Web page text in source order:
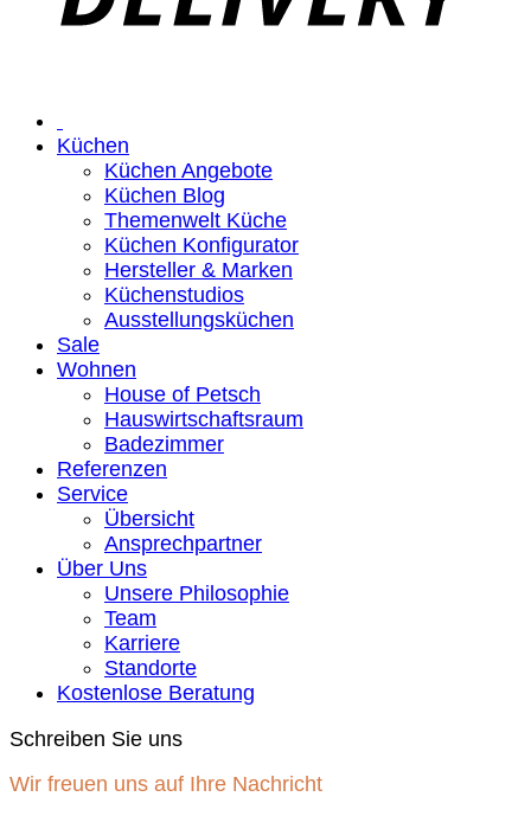
Küchen
Küchen Angebote
Küchen Blog
Themenwelt Küche
Küchen Konfigurator
Hersteller & Marken
Küchenstudios
Ausstellungsküchen
Sale
Wohnen
House of Petsch
Hauswirtschaftsraum
Badezimmer
Referenzen
Service
Übersicht
Ansprechpartner
Über Uns
Unsere Philosophie
Team
Karriere
Standorte
Kostenlose Beratung
Schreiben Sie uns
Wir freuen uns auf Ihre Nachricht